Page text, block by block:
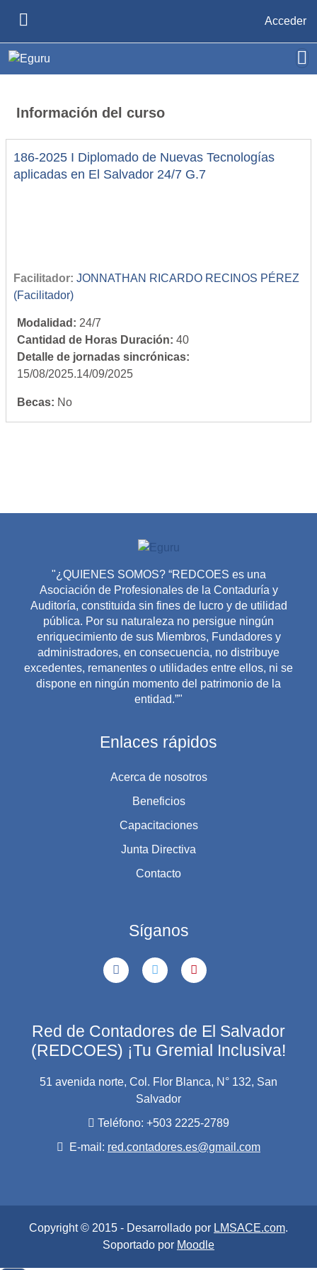
Acceder
Información del curso
186-2025 I Diplomado de Nuevas Tecnologías
aplicadas en El Salvador 24/7 G.7
Facilitador: JONNATHAN RICARDO RECINOS PÉREZ
(Facilitador)
Modalidad : 24/7
Cantidad de Horas Duración: 40
Detalle de jornadas sincrónicas:
15/08/2025.14/09/2025
Becas: No
"¿QUIENES SOMOS? “REDCOES es una
Asociación de Profesionales de la Contaduría y
Auditoría, constituida sin fines de lucro y de utilidad
pública. Por su naturaleza no persigue ningún
enriquecimiento de sus Miembros, Fundadores y
administradores, en consecuencia, no distribuye
excedentes, remanentes o utilidades entre ellos, ni se
dispone en ningún momento del patrimonio de la
entidad.”"
Enlaces rápidos
Acerca de nosotros
Beneficios
Capacitaciones
Junta Directiva
Contacto
Síganos
Red de Contadores de El Salvador
(REDCOES) ¡Tu Gremial Inclusiva!
51 avenida norte, Col. Flor Blanca, N° 132, San
Salvador
Teléfono: +503 2225-2789
E-mail: red.contadores.es@gmail.com
Copyright © 2015 - Desarrollado por LMSACE.com.
Soportado por Moodle